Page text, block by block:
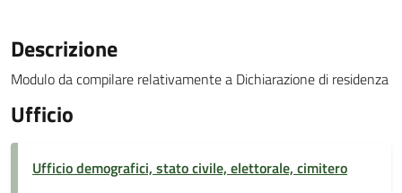
Descrizione
Modulo da compilare relativamente a Dichiarazione di residenza
Ufficio
Ufficio demografici, stato civile, elettorale, cimitero